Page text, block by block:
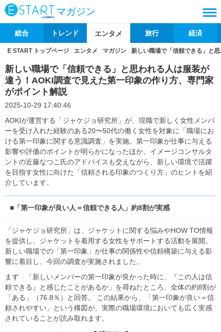
マガジン
総合 トレンド エンタメ 旅行 経済
E START トップページ エンタメ マガジン 新しい職場で「信頼できる」と
新しい職場で「信頼できる」と思われる人は服装が
違う！AOKI調査で見えた第一印象の作り方、専門家
がポイント解説
2025-10-29 17:40:46
AOKIが運営する「ジャケジョ研究所」が、現職で新しく女性メンバ
ーを受け入れた経験のある20〜50代の働く女性を対象に「職場にお
ける第一印象に関する意識調査」を実施。第一印象が仕事に与える
影響や評価のポイントが明らかになったほか、イメージコンサルタ
ントの近藤なつこ氏のアドバイスも交えながら、新しい環境で活躍
を目指す女性に向けた「信頼される印象のつくり方」のヒントを紹
介しています。
■「第一印象が良い人＝信頼できる人」約8割が実感
「ジャケジョ研究所」は、ジャケットに関する悩みやHOW TO情報
を提供し、ジャケットを着用する女性をサポートする活動を展開。
新しい職場での「第一印象」が仕事の関係性や信頼構築に与える影
響に着目し、今回の調査が実施されました。
まず 「新しいメンバーの第一印象が良かった時に、『この人は信
頼できる』と感じたことがあるか」を尋ねたところ、全体の約8割が
「ある」（76.8％）と回答。 この結果から、「第一印象が良い＝信
頼されやすい」という構図が、実際の職場環境においても広く実感
されていることが読み取れます。